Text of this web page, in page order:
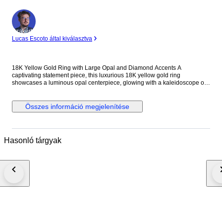
Szakértő
Lucas Escoto által kiválasztva
18K Yellow Gold Ring with Large Opal and Diamond Accents A
captivating statement piece, this luxurious 18K yellow gold ring
showcases a luminous opal centerpiece, glowing with a kaleidoscope of
stone’s natural brilliance without overwhelming its dreamy fire. Crafted
with a bold yet refined presence, this ring is an elegant blend of artistry
Metal: 18K Yellow Gold Stones: Opal & Diamonds - Opal: 1.7 cm x 1.3 cm
Grams Size: US 7 / EU 55 Condition: Excellent Shipped by DHL Express
Összes információ megjelenítése
Hasonló tárgyak